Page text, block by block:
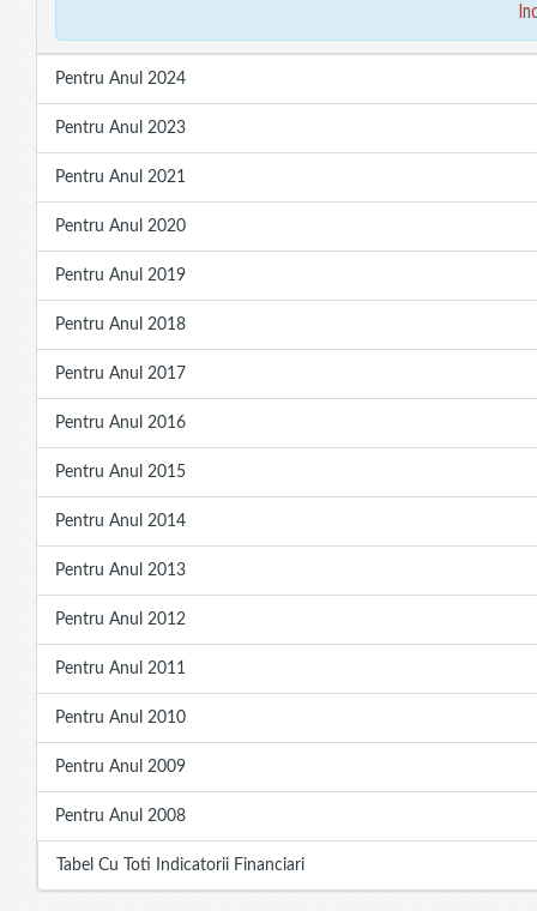
Pentru Anul 2024
Pentru Anul 2023
Pentru Anul 2021
Pentru Anul 2020
Pentru Anul 2019
Pentru Anul 2018
Pentru Anul 2017
Pentru Anul 2016
Pentru Anul 2015
Pentru Anul 2014
Pentru Anul 2013
Pentru Anul 2012
Pentru Anul 2011
Pentru Anul 2010
Pentru Anul 2009
Pentru Anul 2008
Tabel Cu Toti Indicatorii Financiari